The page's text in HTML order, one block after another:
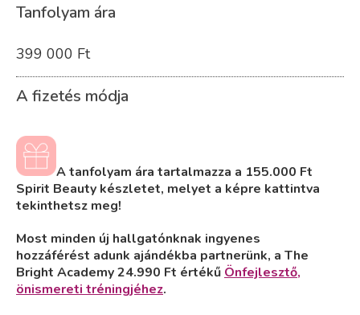
Tanfolyam ára
399 000 Ft
A fizetés módja
A tanfolyam ára tartalmazza a 155.000 Ft
Spirit Beauty készletet, melyet a képre kattintva
tekinthetsz meg!
Most minden új hallgatónknak ingyenes
hozzáférést adunk ajándékba partnerünk, a The
Bright Academy 24.990 Ft értékűÖnfejlesztő,
önismereti tréningjéhez.